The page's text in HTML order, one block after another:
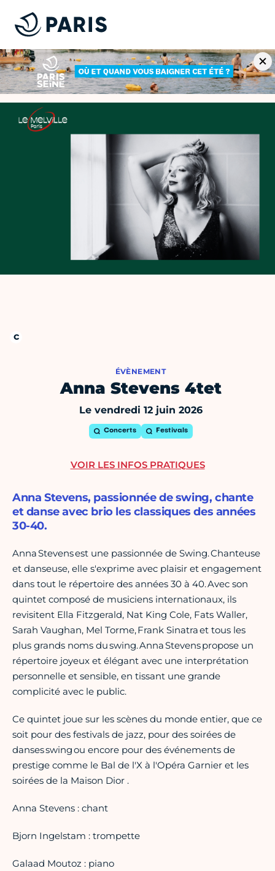
ÉVÈNEMENT
Anna Stevens 4tet
Le vendredi 12 juin 2026
Concerts Festivals
Anna Stevens, passionnée de swing, chante
et danse avec brio les classiques des années
30-40.
Anna Stevens est une passionnée de Swing. Chanteuse
et danseuse, elle s'exprime avec plaisir et engagement
dans tout le répertoire des années 30 à 40. Avec son
quintet composé de musiciens internationaux, ils
revisitent Ella Fitzgerald, Nat King Cole, Fats Waller,
Sarah Vaughan, Mel Torme, Frank Sinatra et tous les
plus grands noms du swing. Anna Stevens propose un
répertoire joyeux et élégant avec une interprétation
personnelle et sensible, en tissant une grande
complicité avec le public.
Ce quintet joue sur les scènes du monde entier, que ce
soit pour des festivals de jazz, pour des soirées de
danses swing ou encore pour des événements de
prestige comme le Bal de l'X à l'Opéra Garnier et les
soirées de la Maison Dior .
Anna Stevens : chant
Bjorn Ingelstam : trompette
Galaad Moutoz : piano
VOIR LES INFOS PRATIQUES